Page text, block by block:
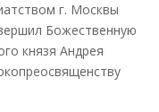
г. Москвы
Божественную
князя Андрея